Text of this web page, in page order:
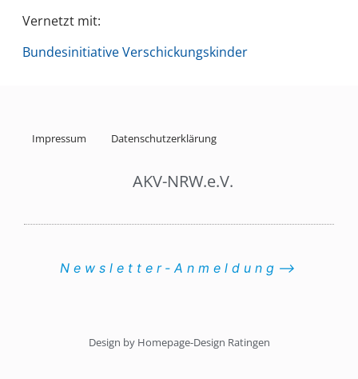
Vernetzt mit:
Bundesinitiative Verschickungskinder
Impressum Datenschutzerklärung
AKV-NRW.e.V.
Newsletter-Anmeldung⟶
Design by Homepage-Design Ratingen